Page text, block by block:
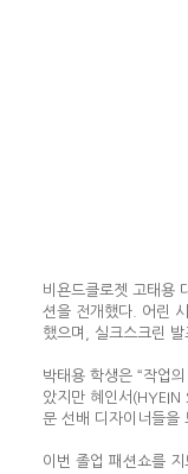
비욘드클로젯 고태용
션을 전개했다. 어린
했으며, 실크스크린
박태용 학생은 “작업
았지만 혜인서
문 선배 디자이너들을
이번 졸업 패션쇼를